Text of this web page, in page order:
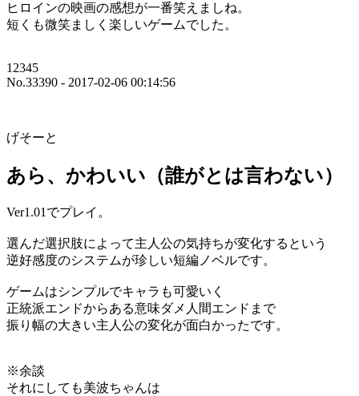
ヒロインの映画の感想が一番笑えましね。
短くも微笑ましく楽しいゲームでした。
12345
No.33390 - 2017-02-06 00:14:56
げそーと
あら、かわいい（誰がとは言わない）
Ver1.01でプレイ。
選んだ選択肢によって主人公の気持ちが変化するという
逆好感度のシステムが珍しい短編ノベルです。
ゲームはシンプルでキャラも可愛いく
正統派エンドからある意味ダメ人間エンドまで
振り幅の大きい主人公の変化が面白かったです。
※余談
それにしても美波ちゃんは